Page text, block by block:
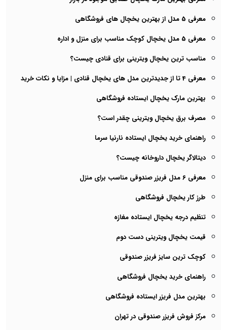
معرفی 5 مدل از بهترین یخچال های فروشگاهی
معرفی 5 مدل یخچال کوچک مناسب برای منزل و اداره
مناسب ترین یخچال ویترینی برای قنادی چیست؟
معرفی 4 تا از جدیدترین مدل های یخچال قنادی | مزایا و نکات خرید
بهترین مارک یخچال ایستاده فروشگاهی
مصرف برق یخچال ویترینی چقدر است؟
راهنمای خرید یخچال ایستاده نارنیا سرما
دیتالاگر یخچال داروخانه چیست؟
معرفی 6 مدل فریزر صندوقی مناسب برای منزل
طرز کار یخچال فروشگاهی
تنظیم درجه یخچال ایستاده مغازه
قیمت یخچال ویترینی دست دوم
کوچک ترین سایز فریزر صندوقی
راهنمای خرید یخچال فروشگاهی
بهترین مدل فریزر ایستاده فروشگاهی
مرکز فروش فریزر صندوقی در تهران